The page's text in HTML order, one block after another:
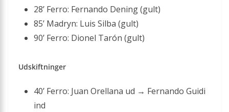
28’ Ferro: Fernando Dening (gult)
85’ Madryn: Luis Silba (gult)
90’ Ferro: Dionel Tarón (gult)
Udskiftninger
40’ Ferro: Juan Orellana ud → Fernando Guidi
ind